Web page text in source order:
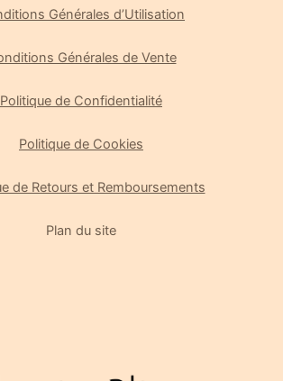
Générales d’Utilisation
Générales de Vente
Politique de Confidentialité
Politique de Cookies
de Retours et Remboursements
Plan du site